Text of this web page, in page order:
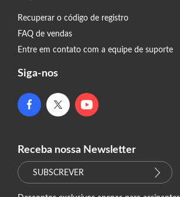
Recuperar o código de registro
FAQ de vendas
Entre em contato com a equipe de suporte
Siga-nos
Receba nossa Newsletter
SUBSCREVER